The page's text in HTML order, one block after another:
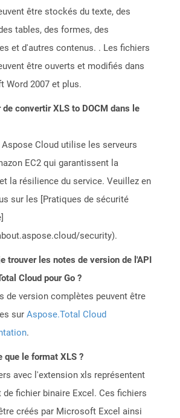
être stockés du texte, des
tables, des formes, des
et d'autres contenus. . Les fichiers
être ouverts et modifiés dans
Word 2007 et plus.
convertir XLS to DOCM dans le
Aspose Cloud utilise les serveurs
EC2 qui garantissent la
la résilience du service. Veuillez en
sur les [Pratiques de sécurité
security).
trouver les notes de version de l'API
Cloud pour Go ?
de version complètes peuvent être
sur Aspose.Total Cloud
.
que le format XLS ?
avec l'extension xls représentent
de fichier binaire Excel. Ces fichiers
créés par Microsoft Excel ainsi